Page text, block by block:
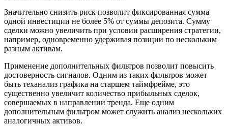
Значительно снизить риск позволит фиксированная сумма
одной инвестиции не более 5% от суммы депозита. Сумму
сделки можно увеличить при условии расширения стратегии,
например, одновременно удерживая позиции по нескольким
разным активам.
Применение дополнительных фильтров позволит повысить
достоверность сигналов. Одним из таких фильтров может
быть теханализ графика на старшем таймфрейме, это
существенно увеличит количество прибыльных сделок,
совершаемых в направлении тренда. Еще одним
дополнительным фильтром может служить анализ нескольких
аналогичных активов.